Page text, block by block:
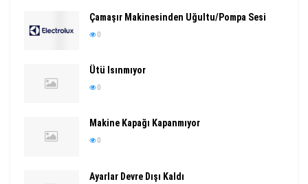
Çamaşır Makinesinden Uğultu/Pompa Sesi
0
Ütü Isınmıyor
0
Makine Kapağı Kapanmıyor
0
Ayarlar Devre Dışı Kaldı